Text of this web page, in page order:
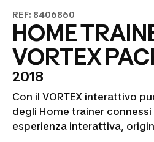
REF: 8406860
HOME
VORTEX
2018
Con il VORTEX interattivo
degli Home trainer connessi
esperienza interattiva,